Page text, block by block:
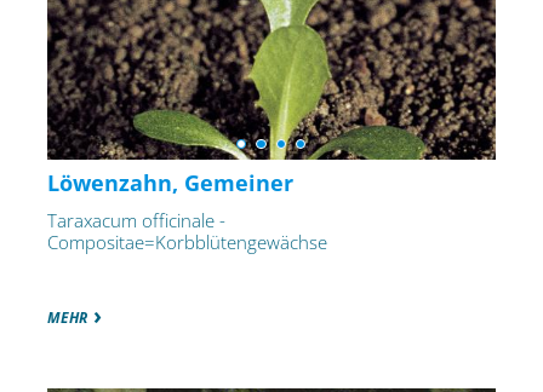
Löwenzahn, Gemeiner
Taraxacum officinale -
Compositae=Korbblütengewächse
MEHR